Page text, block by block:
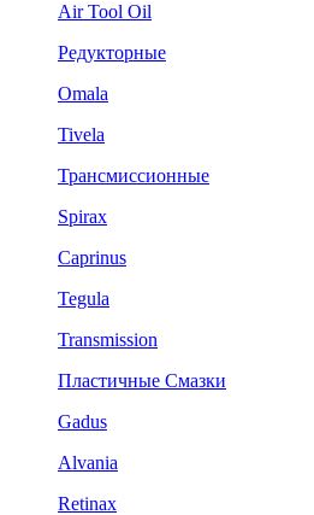
Air Tool Oil
Редукторные
Omala
Tivela
Трансмиссионные
Spirax
Caprinus
Tegula
Transmission
Пластичные Смазки
Gadus
Alvania
Retinax